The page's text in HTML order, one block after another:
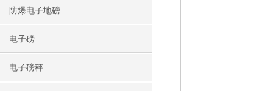
防爆电子地磅
电子磅
电子磅秤